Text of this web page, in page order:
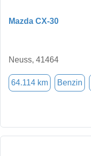
Mazda CX-30
Neuss, 41464
64.114 km Benzin